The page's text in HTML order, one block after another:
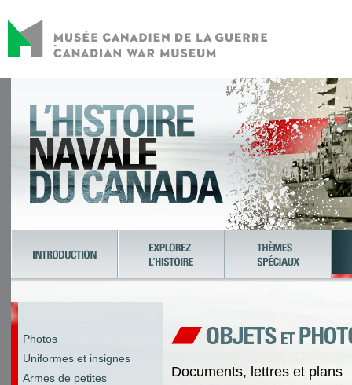
Photos
Uniformes et insignes
Armes de petites
Documents, lettres et plans